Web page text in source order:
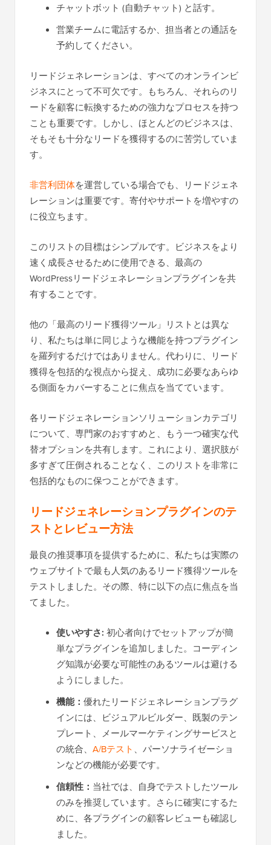
チャットボット (自動チャット) と話す。
営業チームに電話するか、担当者との通話を
予約してください。
リードジェネレーションは、すべてのオンラインビ
ジネスにとって不可欠です。もちろん、それらのリ
ードを顧客に転換するための強力なプロセスを持つ
ことも重要です。しかし、ほとんどのビジネスは、
そもそも十分なリードを獲得するのに苦労していま
す。
非営利団体を運営している場合でも、リードジェネ
レーションは重要です。寄付やサポートを増やすの
に役立ちます。
このリストの目標はシンプルです。ビジネスをより
速く成長させるために使用できる、最高の
WordPressリードジェネレーションプラグインを共
有することです。
他の「最高のリード獲得ツール」リストとは異な
り、私たちは単に同じような機能を持つプラグイン
を羅列するだけではありません。代わりに、リード
獲得を包括的な視点から捉え、成功に必要なあらゆ
る側面をカバーすることに焦点を当てています。
各リードジェネレーションソリューションカテゴリ
について、専門家のおすすめと、もう一つ確実な代
替オプションを共有します。これにより、選択肢が
多すぎて圧倒されることなく、このリストを非常に
包括的なものに保つことができます。
リードジェネレーションプラグインのテ
ストとレビュー方法
最良の推奨事項を提供するために、私たちは実際の
ウェブサイトで最も人気のあるリード獲得ツールを
テストしました。その際、特に以下の点に焦点を当
てました。
使いやすさ: 初心者向けでセットアップが簡
単なプラグインを追加しました。コーディン
グ知識が必要な可能性のあるツールは避ける
ようにしました。
機能： 優れたリードジェネレーションプラグ
インには、ビジュアルビルダー、既製のテン
プレート、メールマーケティングサービスと
の統合、 A/Bテスト 、パーソナライゼーショ
ンなどの機能が必要です。
信頼性： 当社では、自身でテストしたツール
のみを推奨しています。さらに確実にするた
めに、各プラグインの顧客レビューも確認し
ました。